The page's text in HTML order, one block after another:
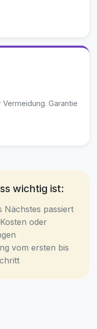
Garantie
wichtig ist:
Nächstes passiert
oder
vom ersten bis